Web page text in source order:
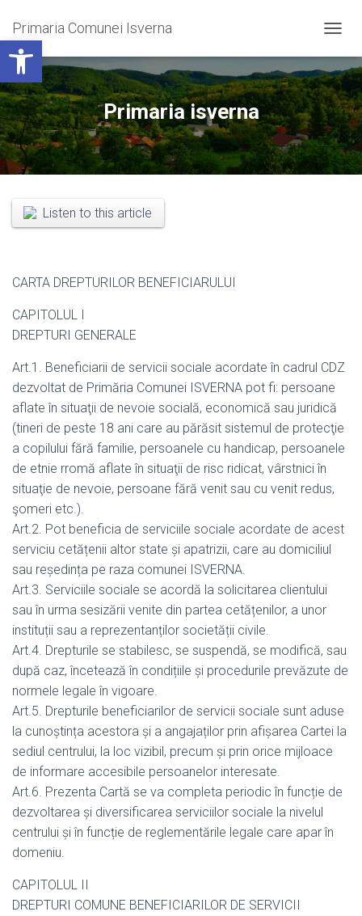
Open toolbar
Primaria Comunei Isverna
O
G
G
L
E
N
A
V
Primaria isverna
Listen to this article
CARTA DREPTURILOR BENEFICIARULUI
CAPITOLUL I
DREPTURI GENERALE
Art.1. Beneficiarii de servicii sociale acordate în cadrul CDZ
dezvoltat de Primăria Comunei ISVERNA pot fi: persoane
aflate în situaţii de nevoie socială, economică sau juridică
(tineri de peste 18 ani care au părăsit sistemul de protecţie
a copilului fără familie, persoanele cu handicap, persoanele
de etnie rromă aflate în situaţii de risc ridicat, vârstnici în
situaţie de nevoie, persoane fără venit sau cu venit redus,
şomeri etc.).
Art.2. Pot beneficia de serviciile sociale acordate de acest
serviciu cetățenii altor state și apatrizii, care au domiciliul
sau reședința pe raza comunei ISVERNA.
Art.3. Serviciile sociale se acordă la solicitarea clientului
sau în urma sesizării venite din partea cetățenilor, a unor
instituții sau a reprezentanților societății civile.
Art.4. Drepturile se stabilesc, se suspendă, se modifică, sau
după caz, încetează în condițiile și procedurile prevăzute de
normele legale în vigoare.
Art.5. Drepturile beneficiarilor de servicii sociale sunt aduse
la cunoștința acestora și a angajaților prin afișarea Cartei la
sediul centrului, la loc vizibil, precum și prin orice mijloace
de informare accesibile persoanelor interesate.
Art.6. Prezenta Cartă se va completa periodic în funcție de
dezvoltarea și diversificarea serviciilor sociale la nivelul
centrului și în funcție de reglementările legale care apar în
domeniu.
CAPITOLUL II
DREPTURI COMUNE BENEFICIARILOR DE SERVICII